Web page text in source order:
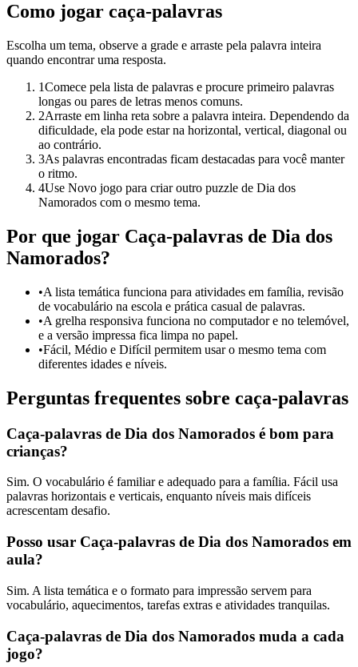
Como jogar caça-palavras
Escolha um tema, observe a grade e arraste pela palavra inteira
quando encontrar uma resposta.
1Comece pela lista de palavras e procure primeiro palavras
longas ou pares de letras menos comuns.
2Arraste em linha reta sobre a palavra inteira. Dependendo da
dificuldade, ela pode estar na horizontal, vertical, diagonal ou
ao contrário.
3As palavras encontradas ficam destacadas para você manter
o ritmo.
4Use Novo jogo para criar outro puzzle de Dia dos
Namorados com o mesmo tema.
Por que jogar Caça-palavras de Dia dos
Namorados?
•A lista temática funciona para atividades em família, revisão
de vocabulário na escola e prática casual de palavras.
•A grelha responsiva funciona no computador e no telemóvel,
e a versão impressa fica limpa no papel.
•Fácil, Médio e Difícil permitem usar o mesmo tema com
diferentes idades e níveis.
Perguntas frequentes sobre caça-palavras
Caça-palavras de Dia dos Namorados é bom para
crianças?
Sim. O vocabulário é familiar e adequado para a família. Fácil usa
palavras horizontais e verticais, enquanto níveis mais difíceis
acrescentam desafio.
Posso usar Caça-palavras de Dia dos Namorados em
aula?
Sim. A lista temática e o formato para impressão servem para
vocabulário, aquecimentos, tarefas extras e atividades tranquilas.
Caça-palavras de Dia dos Namorados muda a cada
jogo?